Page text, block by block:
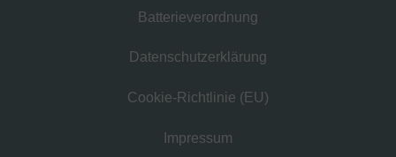
Batterieverordnung
Datenschutzerklärung
Cookie-Richtlinie (EU)
Impressum